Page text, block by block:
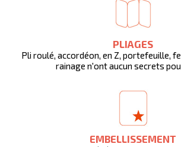
PLIAGES
Pli roulé, accordéon, en Z, portefeuille,
rainage n'ont aucun secrets
EMBELLISSEMENT